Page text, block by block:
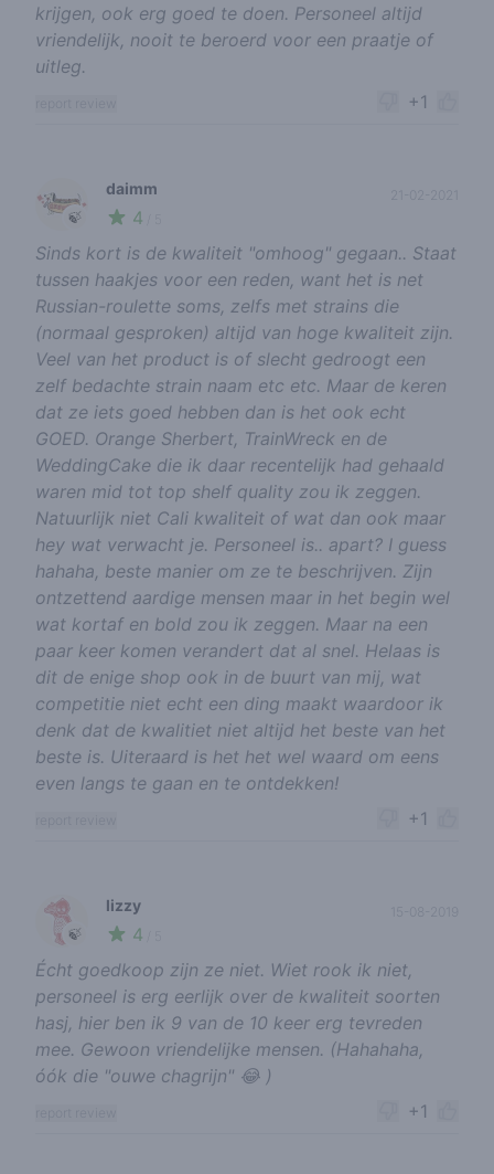
krijgen, ook erg goed te doen. Personeel altijd
vriendelijk, nooit te beroerd voor een praatje of
uitleg.
+1
🍃
daimm
4
Sinds kort is de kwaliteit "omhoog" gegaan.. Staat
tussen haakjes voor een reden, want het is net
Russian-roulette soms, zelfs met strains die
(normaal gesproken) altijd van hoge kwaliteit zijn.
Veel van het product is of slecht gedroogt een
zelf bedachte strain naam etc etc. Maar de keren
dat ze iets goed hebben dan is het ook echt
GOED. Orange Sherbert, TrainWreck en de
WeddingCake die ik daar recentelijk had gehaald
waren mid tot top shelf quality zou ik zeggen.
Natuurlijk niet Cali kwaliteit of wat dan ook maar
hey wat verwacht je. Personeel is.. apart? I guess
hahaha, beste manier om ze te beschrijven. Zijn
ontzettend aardige mensen maar in het begin wel
wat kortaf en bold zou ik zeggen. Maar na een
paar keer komen verandert dat al snel. Helaas is
dit de enige shop ook in de buurt van mij, wat
competitie niet echt een ding maakt waardoor ik
denk dat de kwalitiet niet altijd het beste van het
beste is. Uiteraard is het het wel waard om eens
even langs te gaan en te ontdekken!
+1
🍃
lizzy
4
Écht goedkoop zijn ze niet. Wiet rook ik niet,
personeel is erg eerlijk over de kwaliteit soorten
hasj, hier ben ik 9 van de 10 keer erg tevreden
mee. Gewoon vriendelijke mensen. (Hahahaha,
óók die "ouwe chagrijn" 😂 )
+1